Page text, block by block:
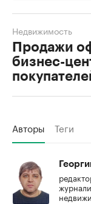
Продажи
бизнес-
Недвижимость
Авторы Теги